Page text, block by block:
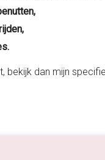
bekijk dan mijn